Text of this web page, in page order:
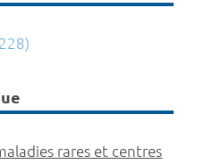
rares et centres